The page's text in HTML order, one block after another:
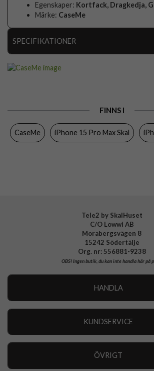
Egenskaper: Kortfack, Dragkedja,
Märke: CaseMe
SPECIFIKATIONER
Dragkedja,
Färg
FINNS I
CaseMe iPhone 15 Pro Max Skal
Tele2 by SkalHuset
C/O Lowwi AB
Morabergsvägen 8
15242 Södertälje
Org. nr: 556881-9238
OBS!Ingen butik, du kan inte handla här på
HANDLA
KUNDSERVICE
ÖVRIGT